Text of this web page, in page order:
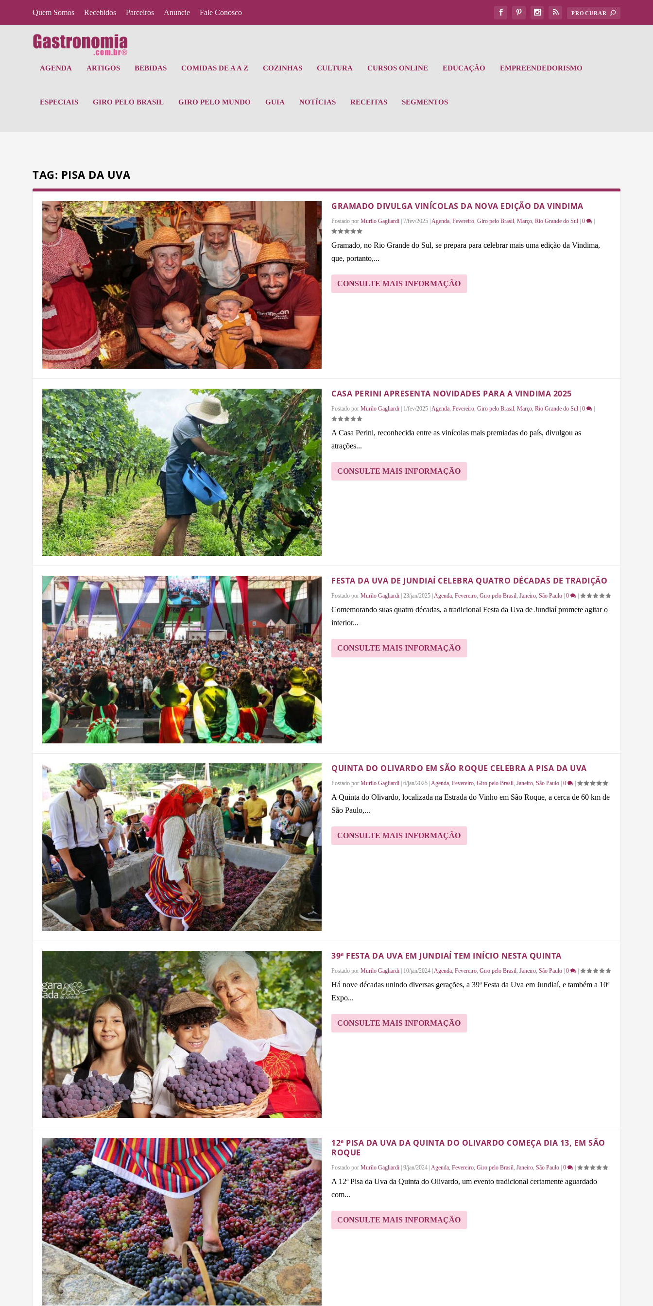
Quem Somos Recebidos Parceiros Anuncie Fale Conosco
AGENDA ARTIGOS BEBIDAS COMIDAS DE A A Z COZINHAS CULTURA CURSOS ONLINE EDUCAÇÃO EMPREENDEDORISMO
ESPECIAIS GIRO PELO BRASIL GIRO PELO MUNDO GUIA NOTÍCIAS RECEITAS SEGMENTOS
TAG: PISA DA UVA
GRAMADO DIVULGA VINÍCOLAS DA NOVA EDIÇÃO DA VINDIMA
Postado por Murilo Gagliardi 7/fev/2025 Agenda, Fevereiro, Giro pelo Brasil, Março, Rio Grande do Sul 0
Gramado, no Rio Grande do Sul, se prepara para celebrar mais uma edição da Vindima,
que, portanto,...
CONSULTE MAIS INFORMAÇÃO
CASA PERINI APRESENTA NOVIDADES PARA A VINDIMA 2025
Postado por Murilo Gagliardi | 1/fev/2025 | Agenda Fevereiro Giro pelo Brasil Março Rio Grande do Sul | 0 |
A Casa Perini, reconhecida entre as vinícolas mais premiadas do país, divulgou as
atrações...
CONSULTE MAIS INFORMAÇÃO
FESTA DA UVA DE JUNDIAÍ CELEBRA QUATRO DÉCADAS DE TRADIÇÃO
Postado por Murilo Gagliardi 23/jan/2025 Agenda, Fevereiro, Giro pelo Brasil, Janeiro, São Paulo 0
Comemorando suas quatro décadas, a tradicional Festa da Uva de Jundiaí promete agitar o
interior...
CONSULTE MAIS INFORMAÇÃO
QUINTA DO OLIVARDO EM SÃO ROQUE CELEBRA A PISA DA UVA
Postado por Murilo Gagliardi 6/jan/2025 Agenda, Fevereiro, Giro pelo Brasil, Janeiro, São Paulo 0
A Quinta do Olivardo, localizada na Estrada do Vinho em São Roque, a cerca de 60 km de
São Paulo,...
CONSULTE MAIS INFORMAÇÃO
39ª FESTA DA UVA EM JUNDIAÍ TEM INÍCIO NESTA QUINTA
Postado por Murilo Gagliardi | 10/jan/2024 | Agenda Fevereiro Giro pelo Brasil Janeiro São Paulo | 0 |
Há nove décadas unindo diversas gerações, a 39ª Festa da Uva em Jundiaí, e também a 10ª
Expo...
CONSULTE MAIS INFORMAÇÃO
12ª PISA DA UVA DA QUINTA DO OLIVARDO COMEÇA DIA 13, EM SÃO
ROQUE
Postado por Murilo Gagliardi 9/jan/2024 Agenda, Fevereiro, Giro pelo Brasil, Janeiro, São Paulo 0
A 12ª Pisa da Uva da Quinta do Olivardo, um evento tradicional certamente aguardado
com...
CONSULTE MAIS INFORMAÇÃO